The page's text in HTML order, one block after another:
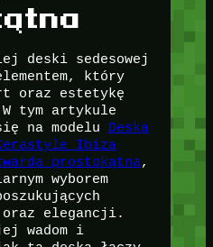
deski sedesowej
który
oraz estetykę
tym artykule
na modelu Deska
Ibiza
prostokątna,
wyborem
elegancji.
wadom i